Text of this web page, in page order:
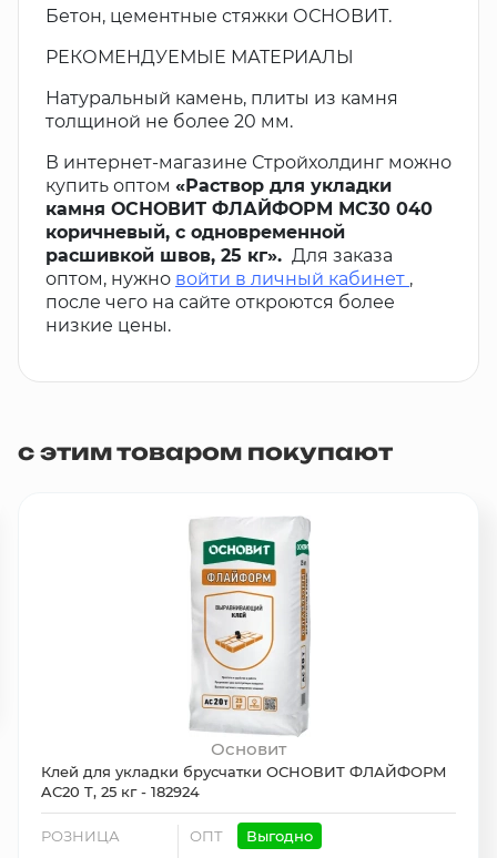
Бетон, цементные стяжки ОСНОВИТ.
РЕКОМЕНДУЕМЫЕ МАТЕРИАЛЫ
Натуральный камень, плиты из камня
толщиной не более 20 мм.
В интернет-магазине Стройхолдинг можно
купить оптом «Раствор для укладки
камня ОСНОВИТ ФЛАЙФОРМ МС30 040
коричневый, с одновременной
расшивкой швов, 25 кг». Для заказа
оптом, нужно войти в личный кабинет ,
после чего на сайте откроются более
низкие цены.
с этим товаром покупают
Основит
Клей для укладки брусчатки ОСНОВИТ ФЛАЙФОРМ
AC20 T, 25 кг - 182924
РОЗНИЦА ОПТ Выгодно